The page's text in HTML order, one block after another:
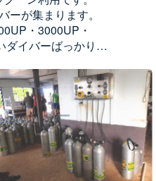
ーが集まります。
・3000UP・
ダイバーばっかり…